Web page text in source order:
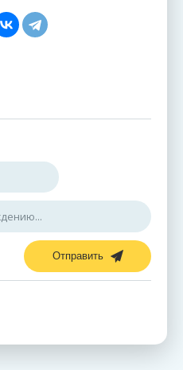
Отправить